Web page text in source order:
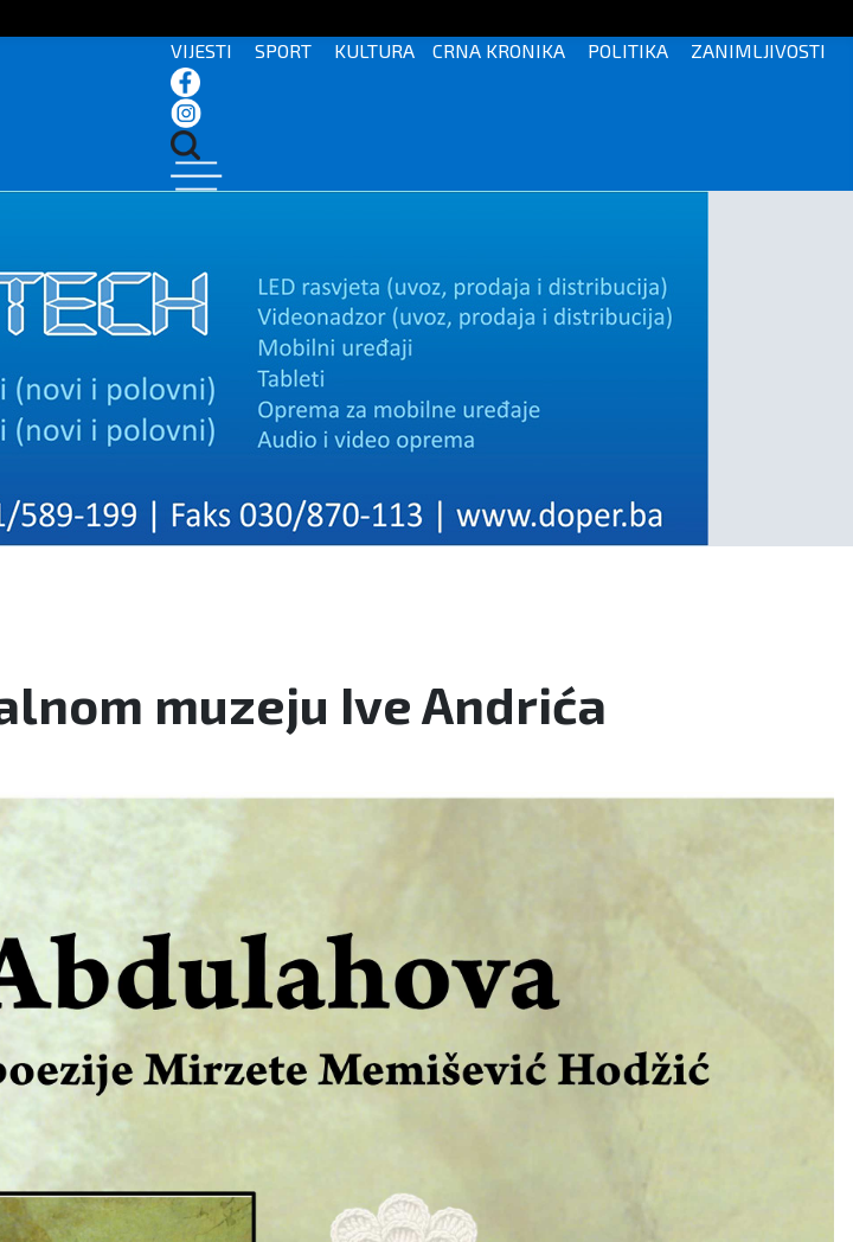
VIJESTI SPORT KULTURA CRNA KRONIKA POLITIKA ZANIMLJIVOSTI
muzeju Ive Andrića